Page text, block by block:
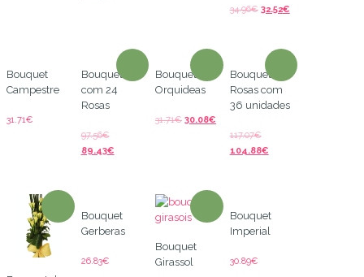
34.96€ 32.52€
Bouquet
Campestre
31.71€
Bouquet
com 24
Rosas
97.56€
89.43€
Bouquet de
Orquideas
31.71€ 30.08€
Bouquet de
Rosas com
36 unidades
117.07€
104.88€
Bouquet
Gerberas
26.83€
Bouquet
Girassol
Bouquet
Imperial
30.89€